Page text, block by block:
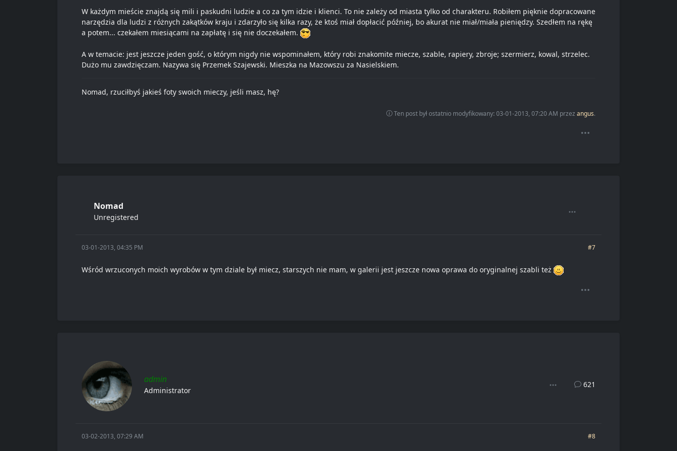
W każdym mieście znajdą się mili i paskudni ludzie a co za tym idzie i klienci. To nie zależy od miasta tylko od charakteru. Robiłem pięknie dopracowane
narzędzia dla ludzi z różnych zakątków kraju i zdarzyło się kilka razy, że ktoś miał dopłacić później, bo akurat nie miał/miała pieniędzy. Szedłem na rękę
a potem... czekałem miesiącami na zapłatę i się nie doczekałem.
A w temacie: jest jeszcze jeden gość, o którym nigdy nie wspominałem, który robi znakomite miecze, szable, rapiery, zbroje; szermierz, kowal, strzelec.
Dużo mu zawdzięczam. Nazywa się Przemek Szajewski. Mieszka na Mazowszu za Nasielskiem.
Nomad, rzuciłbyś jakieś foty swoich mieczy, jeśli masz, hę?
Ten post był ostatnio modyfikowany: 03-01-2013, 07:20 AM przez angus.
Nomad
Unregistered
03-01-2013, 04:35 PM #7
Wśród wrzuconych moich wyrobów w tym dziale był miecz, starszych nie mam, w galerii jest jeszcze nowa oprawa do oryginalnej szabli też
admin
Administrator
621
03-02-2013, 07:29 AM #8